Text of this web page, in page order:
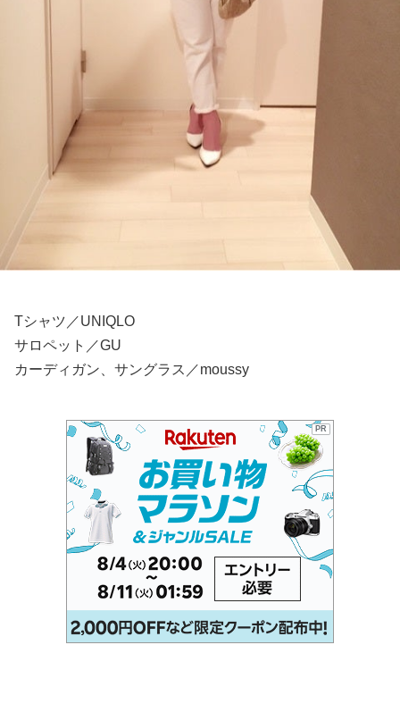
Tシャツ／UNIQLO
サロペット／GU
カーディガン、サングラス／moussy
PR